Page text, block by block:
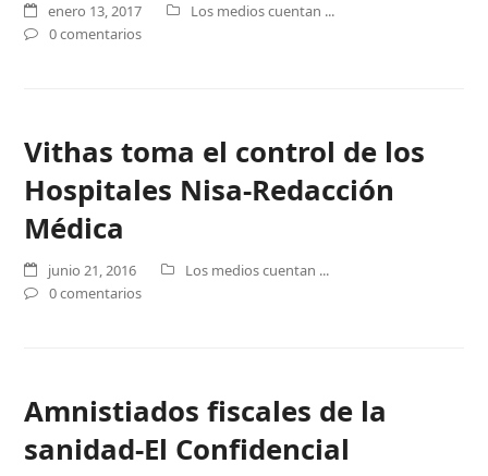
enero 13, 2017
Los medios cuentan ...
0 comentarios
Vithas toma el control de los
Hospitales Nisa-Redacción
Médica
junio 21, 2016
Los medios cuentan ...
0 comentarios
Amnistiados fiscales de la
sanidad-El Confidencial